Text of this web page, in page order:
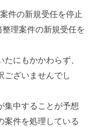
件の新規受任を停止
理案件の新規受任を
にもかかわらず、
ございませんでし
集中することが予想
案件を処理している